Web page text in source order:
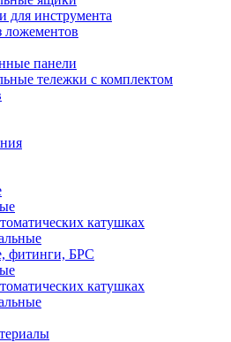
для инструмента
ложементов
панели
тележки с комплектом
катушках
фитинги, БРС
катушках